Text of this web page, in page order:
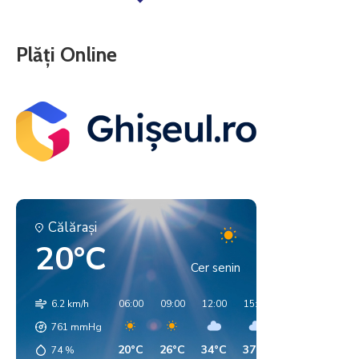
Plăți Online
Călăraşi
20°C Cer senin
6.2 km/h
761 mmHg
74%
06:00
20°C
09:00
26°C
12:00
34°C
15:00
37°C